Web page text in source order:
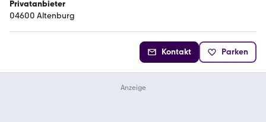
Privatanbieter
04600 Altenburg
Kontakt Parken